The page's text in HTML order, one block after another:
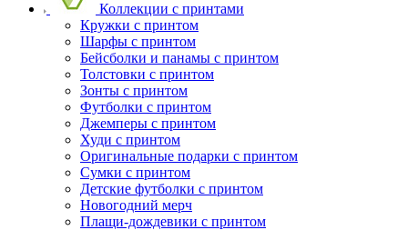
Коллекции с принтами
Кружки с принтом
Шарфы с принтом
Бейсболки и панамы с принтом
Толстовки с принтом
Зонты с принтом
Футболки с принтом
Джемперы с принтом
Худи с принтом
Оригинальные подарки с принтом
Сумки с принтом
Детские футболки с принтом
Новогодний мерч
Плащи-дождевики с принтом